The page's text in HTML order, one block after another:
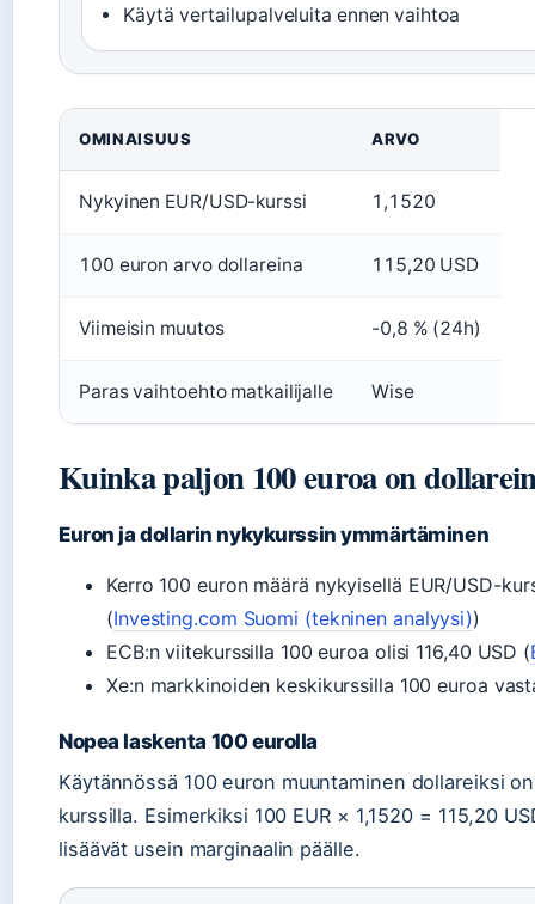
Käytä vertailupalveluita ennen vaihtoa
OMINAISUUS ARVO
Nykyinen EUR/USD-kurssi 1,1520
100 euron arvo dollareina 115,20 USD
Viimeisin muutos -0,8 % (24h)
Paras vaihtoehto matkailijalle Wise
Kuinka paljon 100 euroa on
Euron ja dollarin nykykurssin ymmärtäminen
Kerro 100 euron määrä nykyisellä EUR/USD-
(Investing.com Suomi (tekninen analyysi))
ECB:n viitekurssilla 100 euroa olisi 116,40 USD (
Xe:n markkinoiden keskikurssilla 100 euroa
Nopea laskenta 100 eurolla
Käytännössä 100 euron muuntaminen dollareiksi
kurssilla. Esimerkiksi 100 EUR × 1,1520 = 115,20
lisäävät usein marginaalin päälle.